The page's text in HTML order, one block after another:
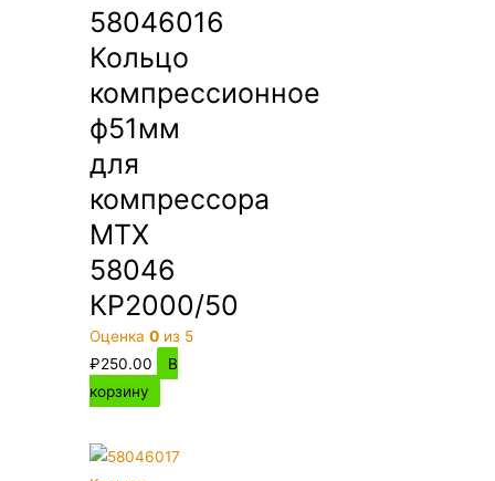
58046016
Кольцо
компрессионное
ф51мм
для
компрессора
MTX
58046
КР2000/50
Оценка0 из 5
₽250.00
В
корзину